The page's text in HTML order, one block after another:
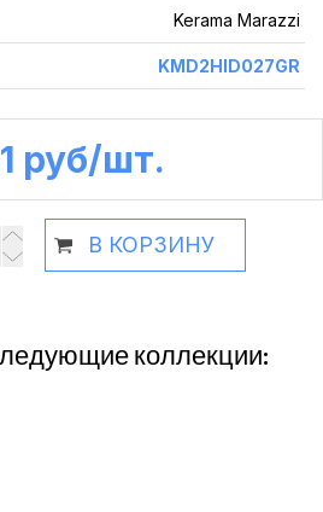
Kerama Marazzi
KMD2HID027GR
руб /шт.
В КОРЗИНУ
коллекции: